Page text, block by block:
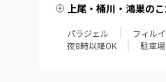
上尾・桶川・鴻巣の
パラジェル フィル
夜8時以降OK
駐車